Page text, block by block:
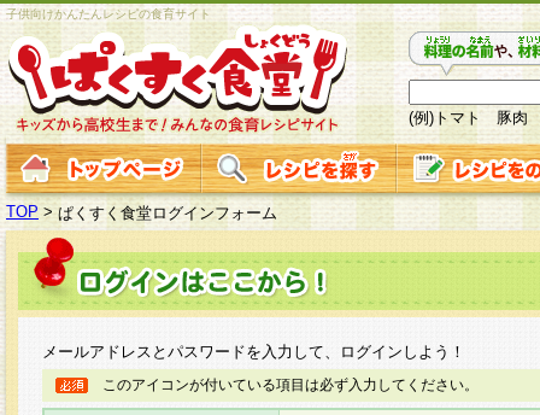
子供向けかんたんレシピの食育サイト
(例)トマト 豚肉
TOP > ぱくすく食堂ログインフォーム
メールアドレスとパスワードを入力して、ログインしよう！
このアイコンが付いている項目は必ず入力してください。